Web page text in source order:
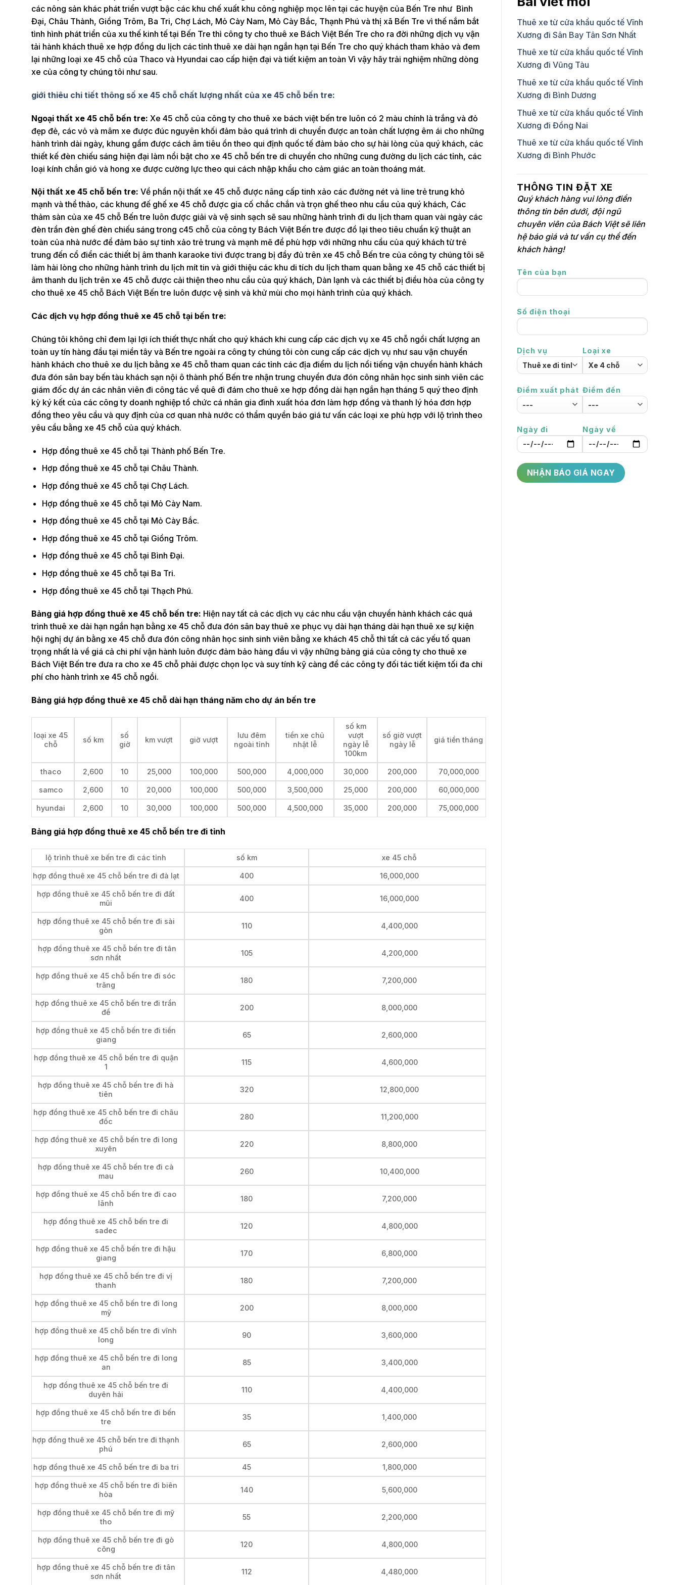
các nông sản khác phát triển vượt bậc các khu chế xuất khu công nghiệp mọc lên tại các huyện của Bến Tre như Bình
Đại, Châu Thành, Giồng Trôm, Ba Tri, Chợ Lách, Mỏ Cày Nam, Mỏ Cày Bắc, Thạnh Phú và thị xã Bến Tre vì thế nắm bắt
tình hình phát triển của xu thế kinh tế tại Bến Tre thì công ty cho thuê xe Bách Việt Bến Tre cho ra đời những dịch vụ vận
tải hành khách thuê xe hợp đồng du lịch các tỉnh thuê xe dài hạn ngắn hạn tại Bến Tre cho quý khách tham khảo và đem
lại những loại xe 45 chỗ của Thaco và Hyundai cao cấp hiện đại và tiết kiệm an toàn Vì vậy hãy trải nghiệm những dòng
xe của công ty chúng tôi như sau.
giới thiêu chi tiết thông số xe 45 chỗ chất lượng nhất của xe 45 chỗ bến tre:
Ngoại thất xe 45 chỗ bến tre: Xe 45 chỗ của công ty cho thuê xe bách việt bến tre luôn có 2 màu chính là trắng và đỏ
đẹp đẻ, các vỏ và mâm xe được đúc nguyên khối đảm bảo quá trình di chuyển được an toàn chất lượng êm ái cho những
hành trình dài ngày, khung gầm được cách âm tiêu ồn theo qui định quốc tế đảm bảo cho sự hài lòng của quý khách, các
thiết kế đèn chiếu sáng hiện đại làm nổi bật cho xe 45 chỗ bến tre di chuyển cho những cung đường du lịch các tỉnh, các
loại kính chắn gió và hong xe được cường lực theo qui cách nhập khẩu cho cảm giác an toàn thoáng mát.
Nội thất xe 45 chỗ bến tre: Về phần nội thất xe 45 chỗ được nâng cấp tinh xảo các đường nét và line trẻ trung khỏ
mạnh và thể thảo, các khung đế ghế xe 45 chỗ được gia cố chắc chắn và trọn ghế theo nhu cầu của quý khách, Các
thảm sàn của xe 45 chỗ Bến tre luôn được giải và vệ sinh sạch sẽ sau những hành trình đi du lịch tham quan vài ngày các
đèn trần đèn ghế đèn chiếu sáng trong c45 chỗ của công ty Bách Việt Bến tre được đồ lại theo tiêu chuẩn kỹ thuật an
toàn của nhà nước để đảm bảo sự tinh xảo trẻ trung và mạnh mẽ để phù hợp với những nhu cầu của quý khách từ trẻ
trung đến cổ điển các thiết bị âm thanh karaoke tivi được trang bị đầy đủ trên xe 45 chỗ Bến tre của công ty chúng tôi sẽ
làm hài lòng cho những hành trình du lịch mít tin và giới thiệu các khu di tích du lịch tham quan bằng xe 45 chỗ các thiết bị
âm thanh du lịch trên xe 45 chỗ được cải thiện theo nhu cầu của quý khách, Dàn lạnh và các thiết bị điều hòa của công ty
cho thuê xe 45 chỗ Bách Việt Bến tre luôn được vệ sinh và khử mùi cho mọi hành trình của quý khách.
Các dịch vụ hợp đồng thuê xe 45 chỗ tại bến tre:
Chúng tôi không chỉ đem lại lợi ích thiết thực nhất cho quý khách khi cung cấp các dịch vụ xe 45 chỗ ngồi chất lượng an
toàn uy tín hàng đầu tại miền tây và Bến tre ngoài ra công ty chúng tôi còn cung cấp các dịch vụ như sau vận chuyển
hành khách cho thuê xe du lịch bằng xe 45 chỗ tham quan các tỉnh các địa điểm du lịch nổi tiếng vận chuyển hành khách
đưa đón sân bay bến tàu khách sạn nội ô thành phố Bến tre nhận trung chuyển đưa đón công nhân học sinh sinh viên các
giám đốc dự án các nhân viên đi công tác về quê đi đám cho thuê xe hợp đồng dài hạn ngắn hạn tháng 5 quý theo định
kỳ ký kết của các công ty doanh nghiệp tổ chức cá nhân gia đình xuất hóa đơn làm hợp đồng và thanh lý hóa đơn hợp
đồng theo yêu cầu và quy định của cơ quan nhà nước có thẩm quyền báo giá tư vấn các loại xe phù hợp với lộ trình theo
yêu cầu bằng xe 45 chỗ của quý khách.
Hợp đồng thuê xe 45 chỗ tại Thành phố Bến Tre.
Hợp đồng thuê xe 45 chỗ tại Châu Thành.
Hợp đồng thuê xe 45 chỗ tại Chợ Lách.
Hợp đồng thuê xe 45 chỗ tại Mỏ Cày Nam.
Hợp đồng thuê xe 45 chỗ tại Mỏ Cày Bắc.
Hợp đồng thuê xe 45 chỗ tại Giồng Trôm.
Hợp đồng thuê xe 45 chỗ tại Bình Đại.
Hợp đồng thuê xe 45 chỗ tại Ba Tri.
Hợp đồng thuê xe 45 chỗ tại Thạch Phú.
Bảng giá hợp đồng thuê xe 45 chỗ bến tre: Hiện nay tất cả các dịch vụ các nhu cầu vận chuyển hành khách các quá
trình thuê xe dài hạn ngắn hạn bằng xe 45 chỗ đưa đón sân bay thuê xe phục vụ dài hạn tháng dài hạn thuê xe sự kiện
hội nghị dự án bằng xe 45 chỗ đưa đón công nhân học sinh sinh viên bằng xe khách 45 chỗ thì tất cả các yếu tố quan
trọng nhất là về giá cả chi phí vận hành luôn được đảm bảo hàng đầu vì vậy những bảng giá của công ty cho thuê xe
Bách Việt Bến tre đưa ra cho xe 45 chỗ phải được chọn lọc và suy tính kỹ càng để các công ty đối tác tiết kiệm tối đa chi
phí cho hành trình xe 45 chỗ ngồi.
Bảng giá hợp đồng thuê xe 45 chỗ dài hạn tháng năm cho dự án bến tre
loại xe 45
chỗ
số km
số
giờ
km vượt giờ vượt
lưu đêm
ngoài tỉnh
tiền xe chủ
nhật lễ
số km
vượt
ngày lễ
100km
số giờ vượt
ngày lễ
giá tiền tháng
thaco 2,600 10 25,000 100,000 500,000 4,000,000 30,000 200,000 70,000,000
samco 2,600 10 20,000 100,000 500,000 3,500,000 25,000 200,000 60,000,000
hyundai 2,600 10 30,000 100,000 500,000 4,500,000 35,000 200,000 75,000,000
Bảng giá hợp đồng thuê xe 45 chỗ bến tre đi tỉnh
lộ trình thuê xe bến tre đi các tỉnh số km xe 45 chỗ
hợp đồng thuê xe 45 chỗ bến tre đi đà lạt 400 16,000,000
hợp đồng thuê xe 45 chỗ bến tre đi đất
mũi
400 16,000,000
hợp đồng thuê xe 45 chỗ bến tre đi sài
gòn
110 4,400,000
hợp đồng thuê xe 45 chỗ bến tre đi tân
sơn nhất
105 4,200,000
hợp đồng thuê xe 45 chỗ bến tre đi sóc
trăng
180 7,200,000
hợp đồng thuê xe 45 chỗ bến tre đi trần
đề
200 8,000,000
hợp đồng thuê xe 45 chỗ bến tre đi tiền
giang
65 2,600,000
hợp đồng thuê xe 45 chỗ bến tre đi quận
1
115 4,600,000
hợp đồng thuê xe 45 chỗ bến tre đi hà
tiên
320 12,800,000
hợp đồng thuê xe 45 chỗ bến tre đi châu
đốc
280 11,200,000
hợp đồng thuê xe 45 chỗ bến tre đi long
xuyên
220 8,800,000
hợp đồng thuê xe 45 chỗ bến tre đi cà
mau
260 10,400,000
hợp đồng thuê xe 45 chỗ bến tre đi cao
lãnh
180 7,200,000
hợp đồng thuê xe 45 chỗ bến tre đi
sadec
120 4,800,000
hợp đồng thuê xe 45 chỗ bến tre đi hậu
giang
170 6,800,000
hợp đồng thuê xe 45 chỗ bến tre đi vị
thanh
180 7,200,000
hợp đồng thuê xe 45 chỗ bến tre đi long
mỹ
200 8,000,000
hợp đồng thuê xe 45 chỗ bến tre đi vĩnh
long
90 3,600,000
hợp đồng thuê xe 45 chỗ bến tre đi long
an
85 3,400,000
hợp đồng thuê xe 45 chỗ bến tre đi
duyên hải
110 4,400,000
hợp đồng thuê xe 45 chỗ bến tre đi bến
tre
35 1,400,000
hợp đồng thuê xe 45 chỗ bến tre đi thạnh
phú
65 2,600,000
hợp đồng thuê xe 45 chỗ bến tre đi ba tri 45 1,800,000
hợp đồng thuê xe 45 chỗ bến tre đi biên
hòa
140 5,600,000
hợp đồng thuê xe 45 chỗ bến tre đi mỹ
tho
55 2,200,000
hợp đồng thuê xe 45 chỗ bến tre đi gò
công
120 4,800,000
hợp đồng thuê xe 45 chỗ bến tre đi tân
sơn nhất
112 4,480,000
Thuê xe từ cửa khẩu quốc tế Vĩnh
Xương đi Sân Bay Tân Sơn Nhất
Thuê xe từ cửa khẩu quốc tế Vĩnh
Xương đi Vũng Tàu
Thuê xe từ cửa khẩu quốc tế Vĩnh
Xương đi Bình Dương
Thuê xe từ cửa khẩu quốc tế Vĩnh
Xương đi Đồng Nai
Thuê xe từ cửa khẩu quốc tế Vĩnh
Xương đi Bình Phước
THÔNG TIN ĐẶT XE
Quý khách hàng vui lòng điền
thông tin bên dưới, đội ngũ
chuyên viên của Bách Việt sẽ liên
hệ báo giá và tư vấn cụ thể đến
khách hàng!
Tên của bạn
Số điện thoại
Dịch vụ Loại xe
Điểm xuất phát Điểm đến
Ngày đi Ngày về